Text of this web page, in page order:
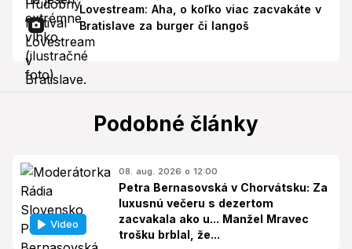
Lovestream: Aha, o koľko viac zacvakáte v
Bratislave za burger či langoš
Podobné články
Video
08. aug. 2026 o 12:00
Petra Bernasovská v Chorvátsku: Za
luxusnú večeru s dezertom
zacvakala ako u... Manžel Mravec
trošku brblal, že...